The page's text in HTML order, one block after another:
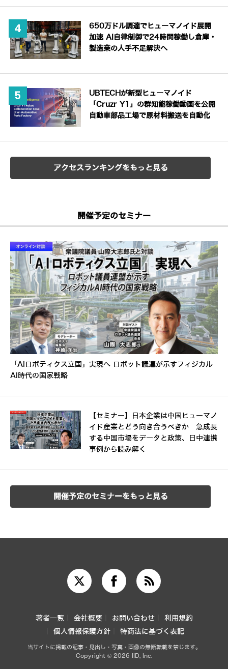
650万ドル調達でヒューマノイド展開
加速 AI自律制御で24時間稼働し倉庫・
製造業の人手不足解決へ
UBTECHが新型ヒューマノイド
「Cruzr Y1」の群知能稼働動画を公開
自動車部品工場で原材料搬送を自動化
アクセスランキングをもっと見る
開催予定のセミナー
「AIロボティクス立国」実現へ ロボット議連が示すフィジカル
AI時代の国家戦略
【セミナー】日本企業は中国ヒューマノ
イド産業とどう向き合うべきか 急成長
する中国市場をデータと政策、日中連携
事例から読み解く
開催予定のセミナーをもっと見る
著者一覧 会社概要 お問い合わせ
利用規約
個人情報保護方針
特商法に基づく表記
当サイトに掲載の記事・見出し・写真・画像の無断転載を禁じます。
Copyright © 2026 IID, Inc.